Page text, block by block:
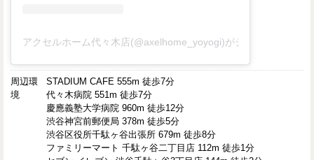
アクセルホーム代々木店(@axelhome_yoyogi)がシェアした投稿
周辺環
境
STADIUM CAFE 555m 徒歩7分
代々木病院 551m 徒歩7分
慶應義塾大学病院 960m 徒歩12分
渋谷神宮前郵便局 378m 徒歩5分
渋谷区役所千駄ヶ谷出張所 679m 徒歩8分
ファミリーマート 千駄ヶ谷二丁目店 112m 徒歩1分